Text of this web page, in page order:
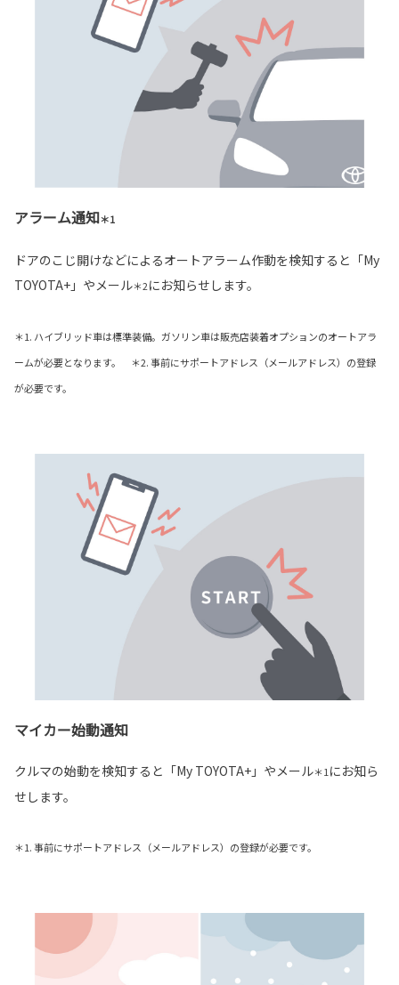
アラーム通知＊1
ドアのこじ開けなどによるオートアラーム作動を検知すると「My
TOYOTA+」やメール＊2にお知らせします。
＊1. ハイブリッド車は標準装備。ガソリン車は販売店装着オプションのオートアラ
ームが必要となります。 ＊2. 事前にサポートアドレス（メールアドレス）の登録
が必要です。
マイカー始動通知
クルマの始動を検知すると「My TOYOTA+」やメール＊1 にお知ら
せします。
＊1. 事前にサポートアドレス（メールアドレス）の登録が必要です。